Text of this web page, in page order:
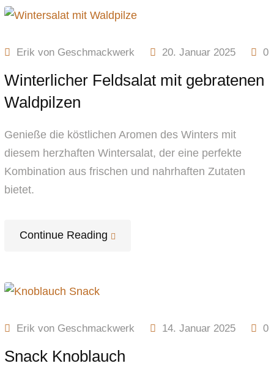
Erik von Geschmackwerk 20. Januar 2025 0
Winterlicher Feldsalat mit gebratenen
Waldpilzen
Genieße die köstlichen Aromen des Winters mit
diesem herzhaften Wintersalat, der eine perfekte
Kombination aus frischen und nahrhaften Zutaten
bietet.
Continue Reading
Erik von Geschmackwerk 14. Januar 2025 0
Snack Knoblauch